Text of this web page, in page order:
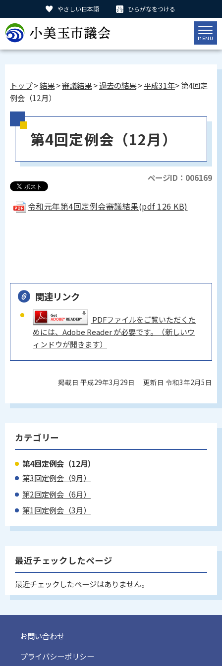
やさしい日本語 ひらがなをつける
トップ>結果>審議結果>過去の結果>平成31年> 第4回定
例会（12月）
第4回定例会（12月）
ページID：006169
令和元年第4回定例会審議結果(pdf 126 KB)
関連リンク
PDFファイルをご覧いただくた
めには、Adobe Reader が必要です。（新しいウ
ィンドウが開きます）
掲載日 平成29年3月29日 更新日 令和3年2月5日
カテゴリー
第4回定例会（12月）
第3回定例会（9月）
第2回定例会（6月）
第1回定例会（3月）
最近チェックしたページ
最近チェックしたページはありません。
お問い合わせ
プライバシーポリシー